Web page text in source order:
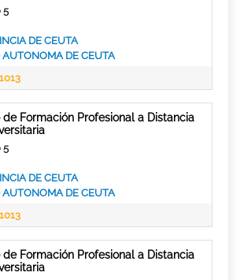
5
DE CEUTA
AUTONOMA DE CEUTA
Formación Profesional a Distancia
5
DE CEUTA
AUTONOMA DE CEUTA
Formación Profesional a Distancia